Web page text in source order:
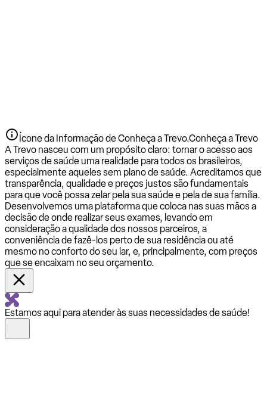
Ícone da Informação de Conheça a Trevo.Conheça a Trevo
A Trevo nasceu com um propósito claro: tornar o acesso aos
serviços de saúde uma realidade para todos os brasileiros,
especialmente aqueles sem plano de saúde. Acreditamos que
transparência, qualidade e preços justos são fundamentais
para que você possa zelar pela sua saúde e pela de sua família.
Desenvolvemos uma plataforma que coloca nas suas mãos a
decisão de onde realizar seus exames, levando em
consideração a qualidade dos nossos parceiros, a
conveniência de fazê-los perto de sua residência ou até
mesmo no conforto do seu lar, e, principalmente, com preços
que se encaixam no seu orçamento.
Estamos aqui para atender às suas necessidades de saúde!